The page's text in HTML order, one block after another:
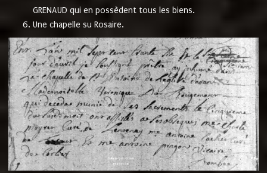
GRENAUD qui en possèdent tous les biens.
Une chapelle su Rosaire.